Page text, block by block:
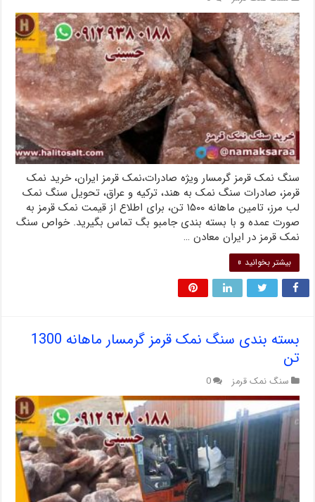
سنگ نمک قرمز گرمسار ویژه صادرات،نمک قرمز ایران، خرید نمک
قرمز، صادرات سنگ نمک به هند، ترکیه و عراق، تحویل سنگ نمک
لب مرز، تامین ماهانه ۱۵۰۰ تن، برای اطلاع از قیمت نمک قرمز به
صورت عمده و با بسته بندی جامبو بگ تماس بگیرید. خواص سنگ
نمک قرمز در ایران معادن …
بیشتر بخوانید »
بسته بندی سنگ نمک قرمز گرمسار ماهانه 1300
تن
سنگ نمک قرمز 0